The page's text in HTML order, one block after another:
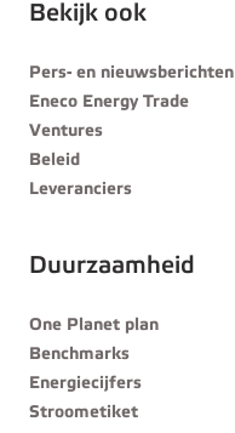
Bekijk ook
Pers- en nieuwsberichten
Eneco Energy Trade
Ventures
Beleid
Leveranciers
Duurzaamheid
One Planet plan
Benchmarks
Energiecijfers
Stroometiket